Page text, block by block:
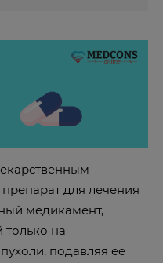
для лечения
медикамент,
на
подавляя ее